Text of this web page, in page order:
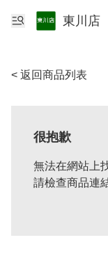
東川店
< 返回商品列表
很抱歉
無法在網站上
請檢查商品連